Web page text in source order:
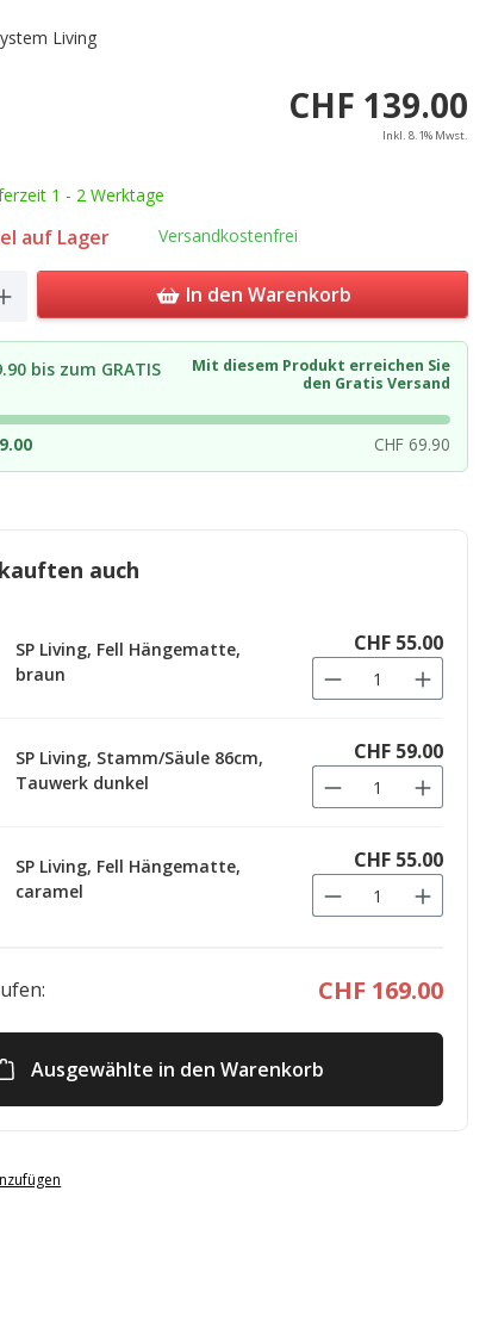
Living
CHF 139.00
Inkl. 8.1% Mwst.
1 - 2 Werktage
auf Lager Versandkostenfrei
Enter the desired amount
In den Warenkorb
bis zum GRATIS
Mit diesem Produkt erreichen Sie
den Gratis Versand
CHF 69.90
auch
SP Living, Fell Hängematte,
braun
CHF 55.00
SP Living, Stamm/Säule 86cm,
Tauwerk dunkel
CHF 59.00
SP Living, Fell Hängematte,
caramel
CHF 55.00
CHF 169.00
Ausgewählte in den Warenkorb